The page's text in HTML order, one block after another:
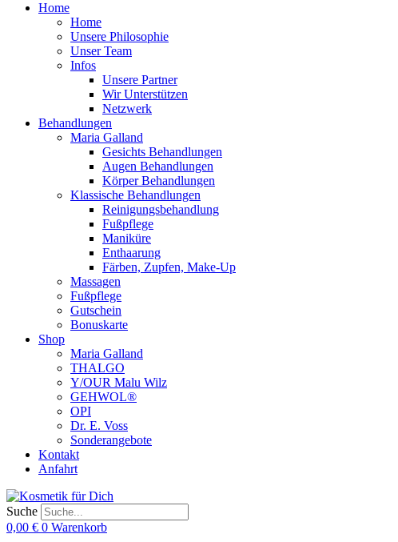
Home
Home
Unsere Philosophie
Unser Team
Infos
Unsere Partner
Wir Unterstützen
Netzwerk
Behandlungen
Maria Galland
Gesichts Behandlungen
Augen Behandlungen
Körper Behandlungen
Klassische Behandlungen
Reinigungsbehandlung
Fußpflege
Maniküre
Enthaarung
Färben, Zupfen, Make-Up
Massagen
Fußpflege
Gutschein
Bonuskarte
Shop
Maria Galland
THALGO
Y/OUR Malu Wilz
GEHWOL®
OPI
Dr. E. Voss
Sonderangebote
Kontakt
Anfahrt
Suche
0,00 € 0 Warenkorb